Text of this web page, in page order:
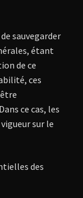
sauvegarder
étant
de ce
ces
ce cas, les
sur le
des